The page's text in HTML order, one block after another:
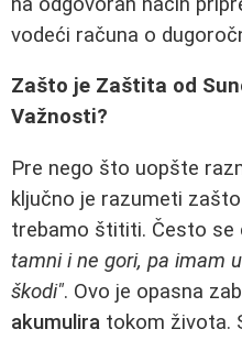
vodeći računa o
Zašto je Zaštita od
Važnosti?
Pre nego što uopšte
ključno je razumeti
trebamo štititi. Često se
tamni i ne gori, pa imam
škodi". Ovo je opasna
akumulira tokom života.